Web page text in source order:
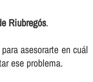
Riubregós.
asesorarte en cuál
ese problema.